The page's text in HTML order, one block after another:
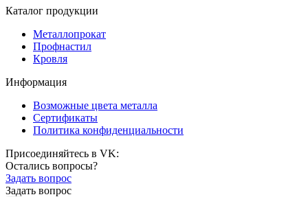
Каталог продукции
Металлопрокат
Профнастил
Кровля
Информация
Возможные цвета металла
Сертификаты
Политика конфиденциальности
Присоединяйтесь в VK:
Остались вопросы?
Задать вопрос
Задать вопрос